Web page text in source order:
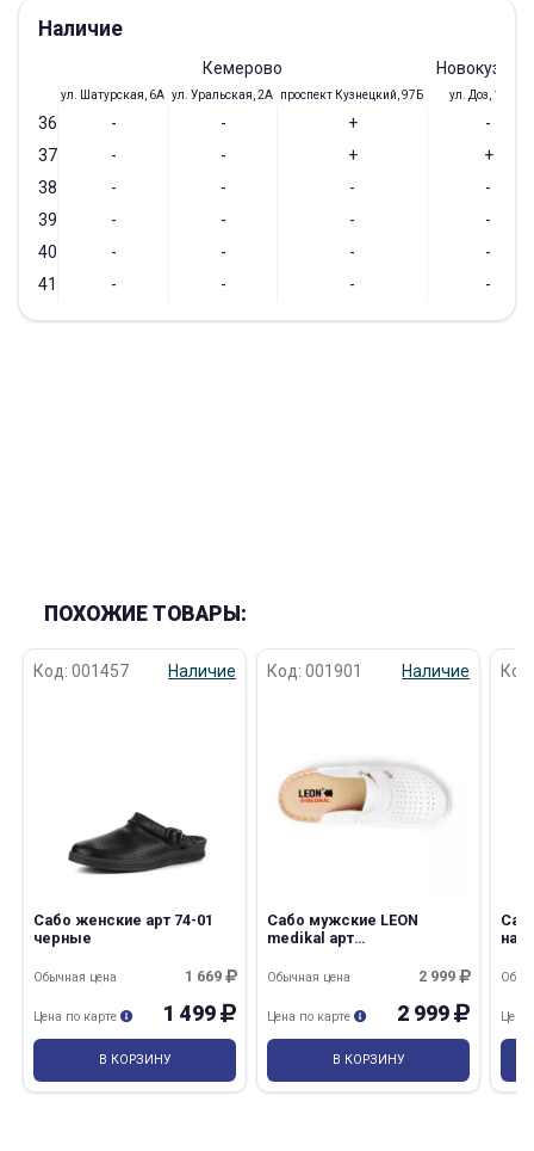
Наличие
Кемерово
ул. Шатурская, 6А ул. Уральская, 2А проспект Кузнецкий, 97Б ул. Доз, 19/28
36 - - +
-
37
- - +
+
38
- - -
-
39
- - -
-
40
- - -
-
41
- - - -
ПОХОЖИЕ ТОВАРЫ:
Код: 001457 Наличие
Сабо женские арт 74-01
черные
1 669
Обычная цена
1 499
Цена по карте
В КОРЗИНУ
Код: 001901 Наличие
Сабо мужские LEON
medikal арт
2 999
Обычная цена
2 999
Цена по карте
В КОРЗИНУ
Цена